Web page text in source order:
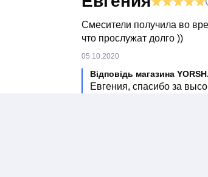
Смесители получила во
что прослужат долго ))
05.10.2020
Відповідь магазина
Евгения, спасибо за